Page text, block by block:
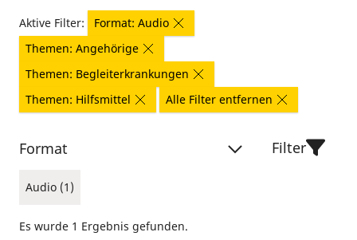
Aktive Filter:
Format: Audio
Themen: Angehörige
Themen: Begleiterkrankungen
Themen: Hilfsmittel
Alle Filter entfernen
Format
Audio (1)
Filter
Es wurde 1 Ergebnis gefunden.